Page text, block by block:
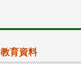
教育資料